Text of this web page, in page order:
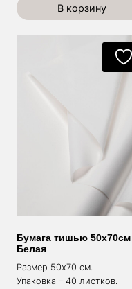
В корзину
Бумага тишью 50х70см |
Белая
Размер 50х70 см.
Упаковка – 40 листков.